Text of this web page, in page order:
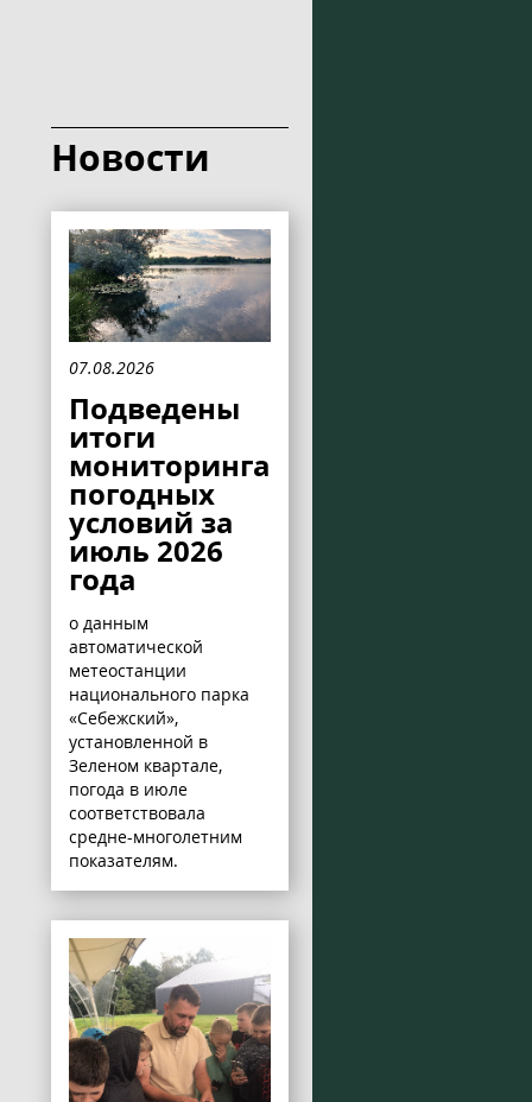
Новости
07.08.2026
Подведены
итоги
мониторинга
погодных
условий за
июль 2026
года
о данным
автоматической
метеостанции
национального парка
«Себежский»,
установленной в
Зеленом квартале,
погода в июле
соответствовала
средне-многолетним
показателям.